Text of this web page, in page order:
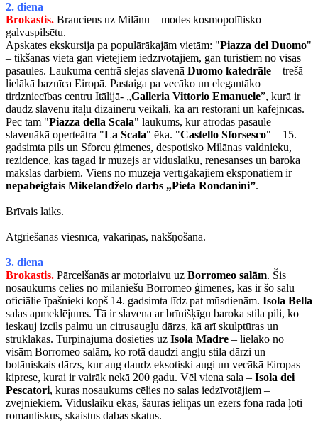
2. diena
Brokastis. Brauciens uz Milānu – modes kosmopolītisko
galvaspilsētu.
Apskates ekskursija pa populārākajām vietām: "Piazza del Duomo"
– tikšanās vieta gan vietējiem iedzīvotājiem, gan tūristiem no visas
pasaules. Laukuma centrā slejas slavenā Duomo katedrāle – trešā
lielākā baznīca Eiropā. Pastaiga pa vecāko un elegantāko
tirdzniecības centru Itālijā- „Galleria Vittorio Emanuele”, kurā ir
daudz slavenu itāļu dizaineru veikali, kā arī restorāni un kafejnīcas.
Pēc tam "Piazza della Scala" laukums, kur atrodas pasaulē
slavenākā operteātra "La Scala" ēka. "Castello Sforsesco" – 15.
gadsimta pils un Sforcu ģimenes, despotisko Milānas valdnieku,
rezidence, kas tagad ir muzejs ar viduslaiku, renesanses un baroka
mākslas darbiem. Viens no muzeja vērtīgākajiem eksponātiem ir
nepabeigtais Mikelandželo darbs „Pieta Rondanini”.
Brīvais laiks.
Atgriešanās viesnīcā, vakariņas, nakšņošana.
3. diena
Brokastis. Pārcelšanās ar motorlaivu uz Borromeo salām. Šis
nosaukums cēlies no milāniešu Borromeo ģimenes, kas ir šo salu
oficiālie īpašnieki kopš 14. gadsimta līdz pat mūsdienām. Isola Bella
salas apmeklējums. Tā ir slavena ar brīnišķīgu baroka stila pili, ko
ieskauj izcils palmu un citrusaugļu dārzs, kā arī skulptūras un
strūklakas. Turpinājumā dosieties uz Isola Madre – lielāko no
visām Borromeo salām, ko rotā daudzi angļu stila dārzi un
botāniskais dārzs, kur aug daudz eksotiski augi un vecākā Eiropas
kiprese, kurai ir vairāk nekā 200 gadu. Vēl viena sala – Isola dei
Pescatori, kuras nosaukums cēlies no salas iedzīvotājiem –
zvejniekiem. Viduslaiku ēkas, šauras ieliņas un ezers fonā rada ļoti
romantiskus, skaistus dabas skatus.